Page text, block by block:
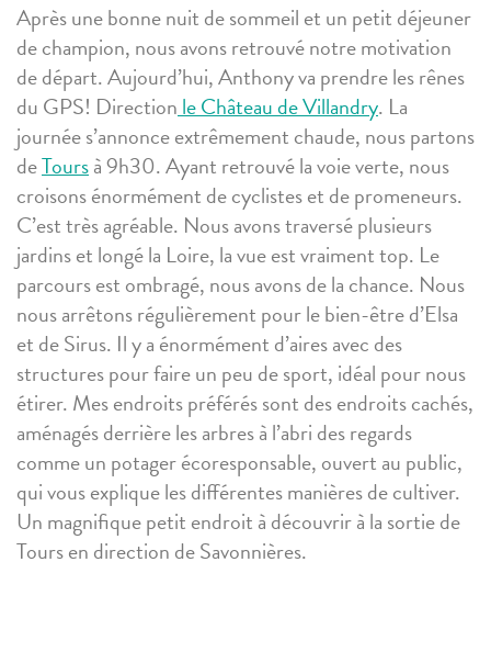
Après une bonne nuit de sommeil et un petit déjeuner
de champion, nous avons retrouvé notre motivation
de départ. Aujourd’hui, Anthony va prendre les rênes
du GPS! Directionle Château de Villandry. La
journée s’annonce extrêmement chaude, nous partons
deToursà 9h30. Ayant retrouvé la voie verte, nous
croisons énormément de cyclistes et de promeneurs.
C’est très agréable. Nous avons traversé plusieurs
jardins et longé la Loire, la vue est vraiment top. Le
parcours est ombragé, nous avons de la chance. Nous
nous arrêtons régulièrement pour le bien-être d’Elsa
et de Sirus. Il y a énormément d’aires avec des
structures pour faire un peu de sport, idéal pour nous
étirer. Mes endroits préférés sont des endroits cachés,
aménagés derrière les arbres à l’abri des regards
comme un potager écoresponsable, ouvert au public,
qui vous explique les différentes manières de cultiver.
Un magnifique petit endroit à découvrir à la sortie de
Tours en direction de Savonnières.